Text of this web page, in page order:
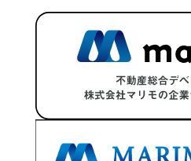
2024
2024
2024年